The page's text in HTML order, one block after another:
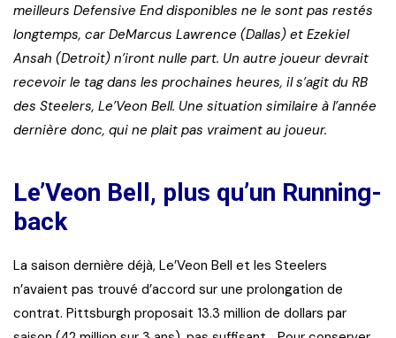
meilleurs Defensive End disponibles ne le sont pas restés
longtemps, car DeMarcus Lawrence (Dallas) et Ezekiel
Ansah (Detroit) n’iront nulle part. Un autre joueur devrait
recevoir le tag dans les prochaines heures, il s’agit du RB
des Steelers, Le’Veon Bell. Une situation similaire à l’année
dernière donc, qui ne plait pas vraiment au joueur.
Le’Veon Bell, plus qu’un Running-
back
La saison dernière déjà, Le’Veon Bell et les Steelers
n’avaient pas trouvé d’accord sur une prolongation de
contrat. Pittsburgh proposait 13.3 million de dollars par